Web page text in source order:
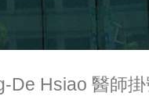
De Hsiao 醫師